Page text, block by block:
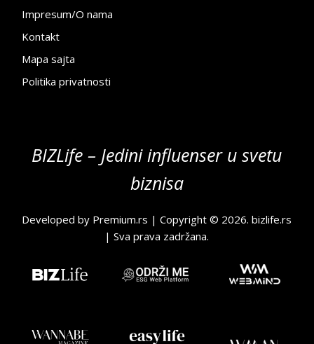
Impresum/O nama
Kontakt
Mapa sajta
Politika privatnosti
BIZLife – Jedini influenser u svetu
biznisa
Developed by Premium.rs | Copyright © 2026.bizlife.rs
| Sva prava zadržana.